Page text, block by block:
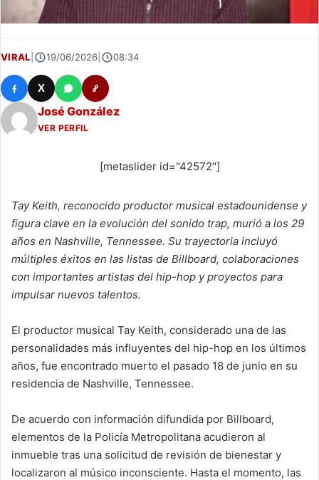
VIRAL 19/06/2026| 08:34
X
José González
VER PERFIL
[metaslider id="42572"]
Tay Keith, reconocido productor musical estadounidense y
figura clave en la evolución del sonido trap, murió a los 29
años en Nashville, Tennessee. Su trayectoria incluyó
múltiples éxitos en las listas de Billboard, colaboraciones
con importantes artistas del hip-hop y proyectos para
impulsar nuevos talentos.
El productor musical Tay Keith, considerado una de las
personalidades más influyentes del hip-hop en los últimos
años, fue encontrado muerto el pasado 18 de junio en su
residencia de Nashville, Tennessee.
De acuerdo con información difundida por Billboard,
elementos de la Policía Metropolitana acudieron al
inmueble tras una solicitud de revisión de bienestar y
localizaron al músico inconsciente. Hasta el momento, las